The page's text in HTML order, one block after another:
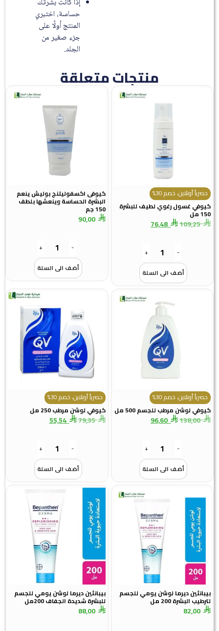
حساسة، اختبري
المنتج أولًا على
جزء صغير من
الجلد.
منتجات متعلقة
حصرياً أونلاين، خصم 30%
كيوفي غسول رغوي لطيف للبشرة
150 مل
109,25
76,48
-
+
أضف الى السلة
كيوفى اكسفوليتنج بوليش ينعم
البشرة الحساسة وينعشها بلطف
150 جم
90,00
-
+
أضف الى السلة
حصرياً أونلاين، خصم 30%
كيوفي لوشن مرطب للجسم 500 مل
138,00
96,60
-
+
أضف الى السلة
حصرياً أونلاين، خصم 30%
كيوفي لوشن مرطب 250 مل
79,35
55,54
-
+
أضف الى السلة
بيبانثين ديرما لوشن يومي للجسم
لترطيب البشرة 200 مل
82,00
بيبانثين ديرما لوشن يومي للجسم
للبشرة شديدة الجفاف 200مل
88,00